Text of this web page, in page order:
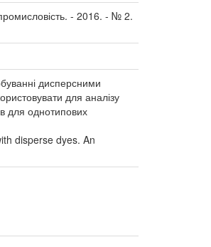
- 2016. - № 2.
дисперсними
для аналізу
для однотипових
disperse dyes. An